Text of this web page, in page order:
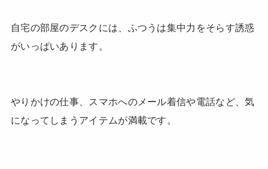
自宅の部屋のデスクには、ふつうは集中力をそらす誘惑
がいっぱいあります。
やりかけの仕事、スマホへのメール着信や電話など、気
になってしまうアイテムが満載です。